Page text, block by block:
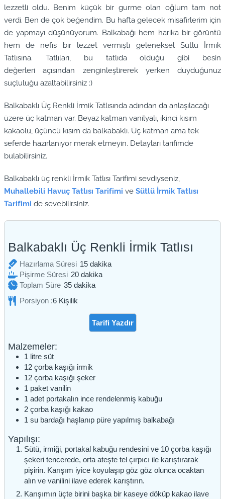
lezzetli oldu. Benim küçük bir gurme olan oğlum tam not
verdi. Ben de çok beğendim. Bu hafta gelecek misafirlerim için
de yapmayı düşünüyorum. Balkabağı hem harika bir görüntü
hem de nefis bir lezzet vermişti geleneksel Sütlü İrmik
Tatlısına. Tatlıları, bu tatlıda olduğu gibi besin
değerleri açısından zenginleştirerek yerken duyduğunuz
suçluluğu azaltabilirsiniz :)
Balkabaklı Üç Renkli İrmik Tatlısında adından da anlaşılacağı
üzere üç katman var. Beyaz katman vanilyalı, ikinci kısım
kakaolu, üçüncü kısım da balkabaklı. Üç katman ama tek
seferde hazırlanıyor merak etmeyin. Detayları tarifimde
bulabilirsiniz.
Balkabaklı üç renkli İrmik Tatlısı Tarifimi sevdiyseniz,
Muhallebili Havuç Tatlısı Tarifimi ve Sütlü İrmik Tatlısı
Tarifimi de sevebilirsiniz.
Balkabaklı Üç Renkli İrmik Tatlısı
Hazırlama Süresi 15dakika
dakika
Pişirme Süresi 20dakika
dakika
Toplam Süre 35dakika
dakika
Porsiyon :6 Kişilik
Tarifi Yazdır
Malzemeler:
1 litre süt
12 çorba kaşığı irmik
12 çorba kaşığı şeker
1 paket vanilin
1 adet portakalın ince rendelenmiş kabuğu
2 çorba kaşığı kakao
1 su bardağı haşlanıp püre yapılmış balkabağı
Yapılışı:
Sütü, irmiği, portakal kabuğu rendesini ve 10 çorba kaşığı
şekeri tencerede, orta ateşte tel çırpıcı ile karıştırarak
pişirin. Karışım iyice koyulaşıp göz göz olunca ocaktan
alın ve vanilini ilave ederek karıştırın.
Karışımın üçte birini başka bir kaseye döküp kakao ilave